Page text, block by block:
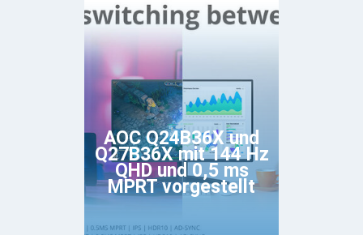
AOC Q24B36X und
Q27B36X mit 144 Hz
QHD und 0,5 ms
MPRT vorgestellt